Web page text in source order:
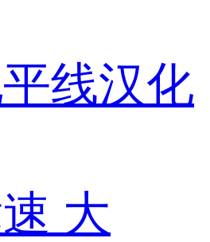
线汉化
大